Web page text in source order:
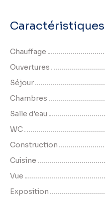
Caractéristiques
Chauffage
Ouvertures
Séjour
Chambres
Salle d'eau
WC
Construction
Cuisine
Vue
Exposition